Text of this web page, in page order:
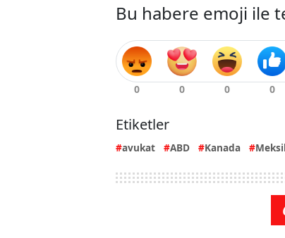
Bu habere emoji ile
Etiketler
avukat ABD Kanada